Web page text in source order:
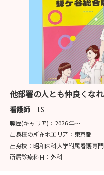
他部署の人とも仲良くなれ
看護師 I.S
職歴(キャリア)： 2026年〜
出身校の所在地エリア： 東京都
出身校： 昭和医科大学附属看護専
所属診療科目： 外科